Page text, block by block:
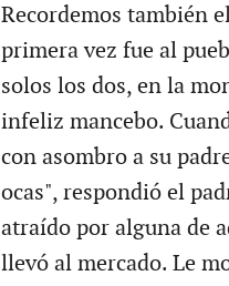
Recordemos también
primera vez fue al
solos los dos, en la
infeliz mancebo.
con asombro a su
ocas", respondió el
atraído por alguna de
llevó al mercado. Le